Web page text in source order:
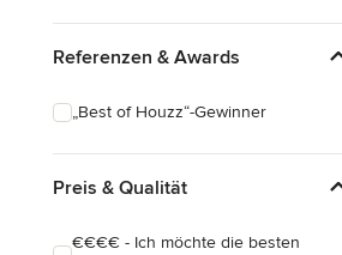
Referenzen & Awards
„Best of Houzz“-Gewinner
Preis & Qualität
€€€€ - Ich möchte die besten